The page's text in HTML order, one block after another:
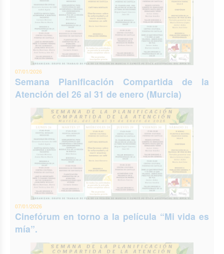
07/01/2026
Semana Planificación Compartida de la
Atención del 26 al 31 de enero (Murcia)
07/01/2026
Cinefórum en torno a la película “Mi vida es
mía”.